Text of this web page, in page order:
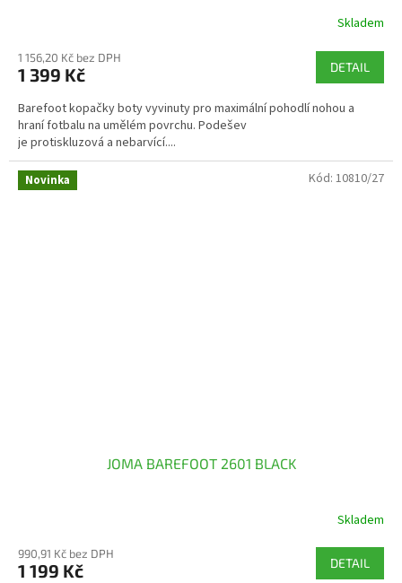
Skladem
1 156,20 Kč bez DPH
1 399 Kč DETAIL
Barefoot kopačky boty vyvinuty pro maximální pohodlí nohou a
hraní fotbalu na umělém povrchu. Podešev
je protiskluzová a nebarvící....
Novinka
JOMA BAREFOOT 2601 BLACK
Skladem
990,91 Kč bez DPH
1 199 Kč DETAIL
Kód: 10810/27